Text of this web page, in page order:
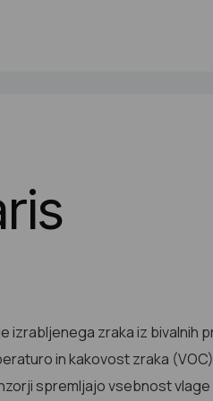
izrabljenega zraka iz bivalnih
in kakovost zraka
spremljajo vsebnost